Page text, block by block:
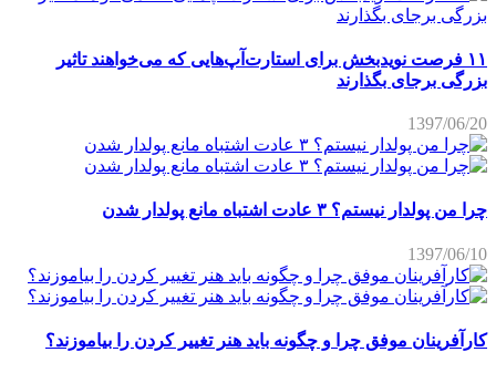
۱۱ فرصت نویدبخش برای استارت‌آپ‌هایی که می‌خواهند تاثیر
بزرگی برجای بگذارند
1397/06/20
چرا من پولدار نیستم؟ ۳ عادت اشتباه مانع پولدار شدن
1397/06/10
کارآفرینان موفق چرا و چگونه باید هنر تغییر کردن را بیاموزند؟